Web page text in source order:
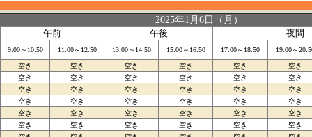
2025年1月6日（月）
午前
午後 夜間
9:00～10:50 11:00～12:50 13:00～14:50 15:00～16:50 17:00～18:50 19:00～
空き 空き 空き 空き 空き
空き
空き
空き 空き 空き 空き
空き
空き
空き 空き 空き 空き
空き
空き
空き 空き 空き 空き
空き
空き
空き 空き 空き 空き
空き
空き
空き 空き 空き 空き
空き